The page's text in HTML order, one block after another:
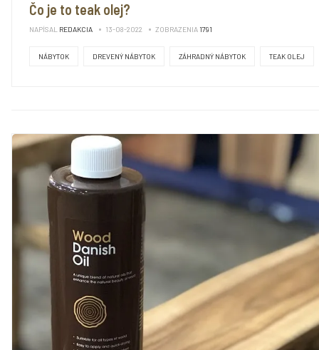
Čo je to teak olej?
NAPÍSAL REDAKCIA 13-08-2022 ZOBRAZENIA 1791
NÁBYTOK DREVENÝ NÁBYTOK ZÁHRADNÝ NÁBYTOK TEAK OLEJ